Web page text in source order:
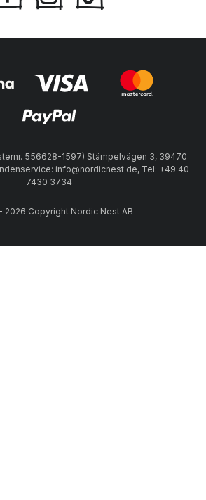
556628-1597) Stämpelvägen 3, 39470
info@nordicnest.de, Tel: +49 40
7430 3734
2026 Copyright Nordic Nest AB